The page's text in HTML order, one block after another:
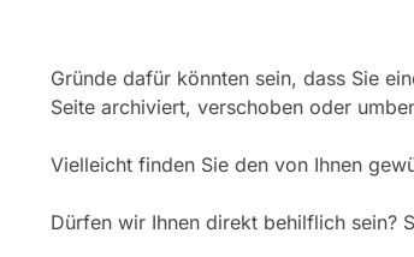
Gründe dafür könnten sein, dass Sie
Seite archiviert, verschoben oder
Vielleicht finden Sie den von Ihnen
Dürfen wir Ihnen direkt behilflich sein?